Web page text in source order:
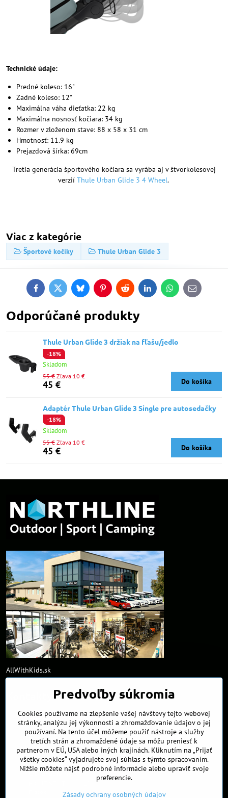
Technické údaje:
Predné koleso: 16"
Zadné koleso: 12"
Maximálna váha dieťatka: 22 kg
Maximálna nosnosť kočiara: 34 kg
Rozmer v zloženom stave: 88 x 58 x 31 cm
Hmotnosť: 11.9 kg
Prejazdová šírka: 69cm
Tretia generácia športového kočiara sa vyrába aj v štvorkolesovej
verzií Thule Urban Glide 3 4 Wheel.
Viac z kategórie
Športové kočíky Thule Urban Glide 3
FacebookTwitterBlueskyPinterestReddit LinkedInWhatsApp
E-
mail
Odporúčané produkty
Thule Urban Glide 3 držiak na fľašu/jedlo
-18%
Skladom
45 €
55 € Zľava 10 €
Do košíka
Adaptér Thule Urban Glide 3 Single pre autosedačky
-18%
Skladom
45 €
55 € Zľava 10 €
Do košíka
AllWithKids.sk
obchod​@northline​.sk
Kamenná predajňa
Nádražná 34/A
90027 Ivánka pri Dunaji
Otváracie hodiny
9:00 - 17:00
8:00 - 16:00
Predvoľby súkromia
Cookies používame na zlepšenie vašej návštevy tejto webovej
stránky, analýzu jej výkonnosti a zhromažďovanie údajov o jej
používaní. Na tento účel môžeme použiť nástroje a služby
tretích strán a zhromaždené údaje sa môžu preniesť k
partnerom v EÚ, USA alebo iných krajinách. Kliknutím na „Prijať
všetky cookies“ vyjadrujete svoj súhlas s týmto spracovaním.
Nižšie môžete nájsť podrobné informácie alebo upraviť svoje
preferencie.
Zásady ochrany osobných údajov